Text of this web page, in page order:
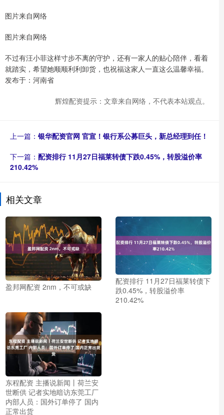
图片来自网络
图片来自网络
不过有汪小菲这样寸步不离的守护，还有一家人的贴心陪伴，看着
就踏实，希望她顺顺利利卸货，也祝福这家人一直这么温馨幸福。
发布于：河南省
辉煌配资提示：文章来自网络，不代表本站观点。
上一篇： 银华配资官网 官宣！银行系公募巨头，新总经理到任！
下一篇： 配资排行 11月27日福莱转债下跌0.45%，转股溢价率
210.42%
相关文章
盈邦网配资 2nm，不可或缺
配资排行 11月27日福莱转债下
跌0.45%，转股溢价率
210.42%
东程配资 主播说新闻丨荷兰安
世断供 记者实地暗访东莞工厂
内部人员：国外订单停了 国内
正常出货